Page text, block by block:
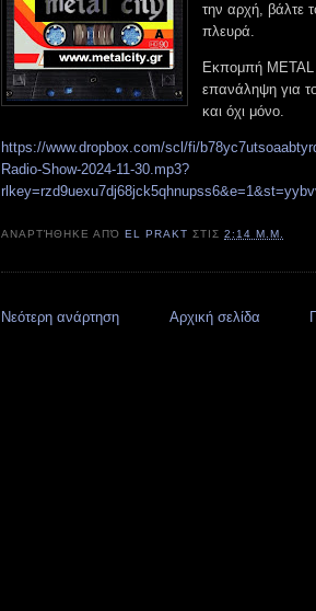
την αρχή, βάλτε
πλευρά.
Εκπομπή
επανάληψη για
και όχι μόνο.
https://www.dropbox.com/scl/fi/
Radio-Show-2024-11-30.mp3?
ΑΝΑΡΤΉΘΗΚΕ ΑΠΌEL PRAKT ΣΤΙΣ2:14 Μ.Μ.
Νεότερη ανάρτηση Αρχική σελίδα